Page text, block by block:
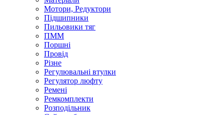
Мотори, Редуктори
Підшипники
Пильовики тяг
ПММ
Поршні
Провід
Різне
Регулювальні втулки
Регулятор люфту
Ремені
Ремкомплекти
Розподільник